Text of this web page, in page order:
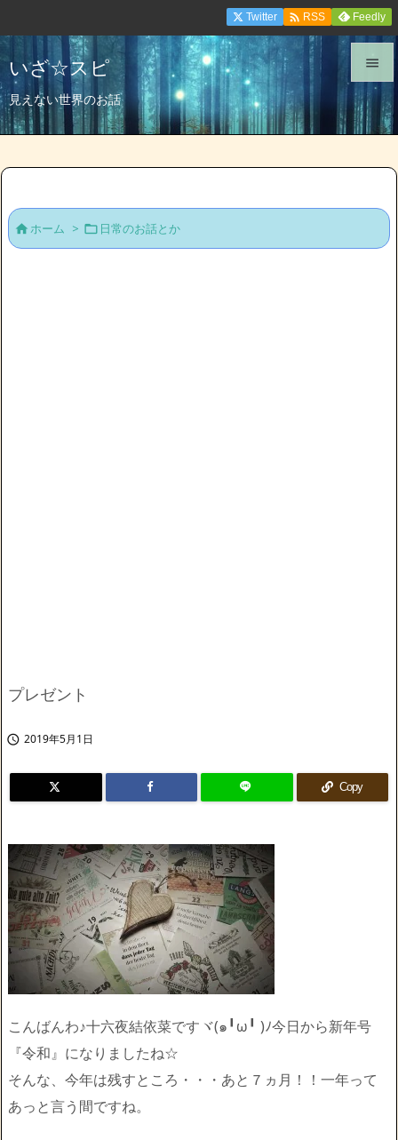
いざ☆スピ
見えない世界のお話


メニュ
サイド
前へ
Twitter  RSS Feedly
ホーム >  日常のお話とか
プレゼント
 2019年5月1日
Copy
こんばんわ♪十六夜結依菜ですヾ(๑╹ω╹ )ﾉ今日から新年号
『令和』になりましたね☆
そんな、今年は残すところ・・・あと７ヵ月！！一年って
あっと言う間ですね。